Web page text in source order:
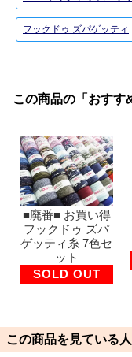
フックドゥ ズパゲッティ
この商品の「おすす
■廃番■ お買い得
フックドゥ ズパ
ゲッティ糸 7色セ
ット
SOLD OUT
この商品を見ている